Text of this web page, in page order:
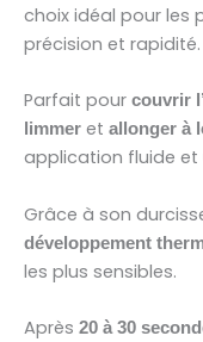
choix idéal pour les
précision et rapidité.
Parfait pour couvrir
limmer et allonger à
application fluide et
Grâce à son
développement
les plus sensibles.
Après 20 à 30